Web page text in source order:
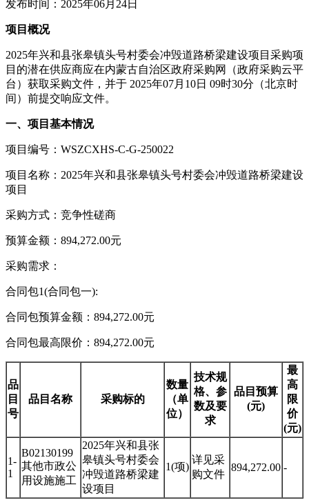
发布时间：2025年06月24日
项目概况
2025年兴和县张皋镇头号村委会冲毁道路桥梁建设项目采购项
目的潜在供应商应在内蒙古自治区政府采购网（政府采购云平
台）获取采购文件，并于 2025年07月10日 09时30分（北京时
间）前提交响应文件。
一、项目基本情况
项目编号：WSZCXHS-C-G-250022
项目名称：2025年兴和县张皋镇头号村委会冲毁道路桥梁建设
项目
采购方式：竞争性磋商
预算金额：894,272.00元
采购需求：
合同包1(合同包一):
合同包预算金额：894,272.00元
合同包最高限价：894,272.00元
品
目
号
品目名称 采购标的
数量
（单
位）
技术规
格、参
数及要
求
品目预算
(元)
最
高
限
价
(元)
1-
1
B02130199
其他市政公
用设施施工
2025年兴和县张
皋镇头号村委会
冲毁道路桥梁建
设项目
1(项)
详见采
购文件
894,272.00 -